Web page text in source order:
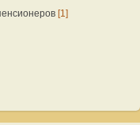
[1]